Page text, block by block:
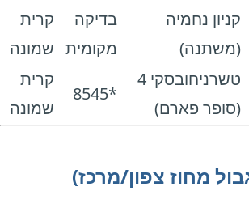
קניון נחמיה
(משתנה)
בדיקה
מקומית
קרית
שמונה
טשרניחובסקי 4
(סופר פארם)
*8545
קרית
שמונה
מחוז צפון/מרכז)